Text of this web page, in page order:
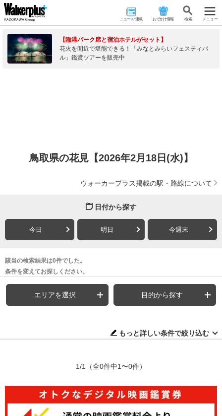
ニュース･連載 おでかけ情報 検 索 メニュー
【臨港パーク席と宿泊ホテルがセット】
花火を間近で堪能できる！「みなとみらいフェスティバ
ル」鑑賞ツアーを販売中
鳥取県の花見【2026年2月18日(水)】
ウォーカープラス掲載の駅・路線について
日付から探す
今日 明日 今週末
該当の検索結果は0件でした。
条件を変えてお探しください。
エリアを選択 目的から探す
もっと詳しい条件で絞り込む
1/1 （全0件中1〜0件）